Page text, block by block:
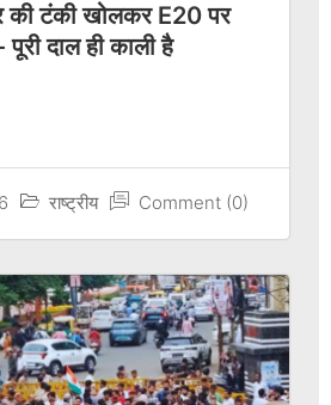
की टंकी खोलकर E20 पर
दाल ही काली है
राष्ट्रीय Comment (0)